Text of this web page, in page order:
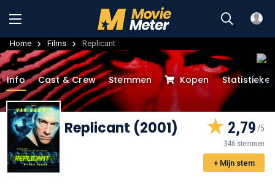
Home Films Replicant
Info Cast & Crew Stemmen Kopen
Replicant (2001) 2,79
346 stemmen
+ Mijn stem